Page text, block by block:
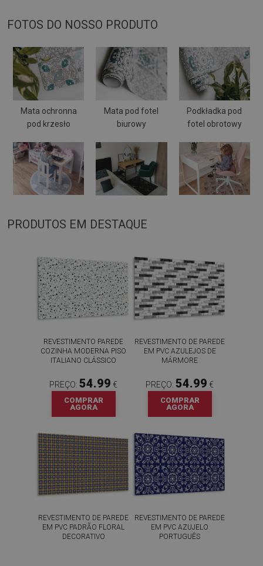
FOTOS DO NOSSO PRODUTO
Mata ochronna
pod krzesło
Mata pod fotel
biurowy
Podkładka pod
fotel obrotowy
PRODUTOS EM DESTAQUE
REVESTIMENTO PAREDE
COZINHA MODERNA PISO
ITALIANO CLÁSSICO
PREÇO: 54.99 €
COMPRAR
AGORA
REVESTIMENTO DE PAREDE
EM PVC AZULEJOS DE
MÁRMORE
PREÇO: 54.99 €
COMPRAR
AGORA
REVESTIMENTO DE PAREDE
EM PVC PADRÃO FLORAL
DECORATIVO
REVESTIMENTO DE PAREDE
EM PVC AZUJELO
PORTUGUÊS